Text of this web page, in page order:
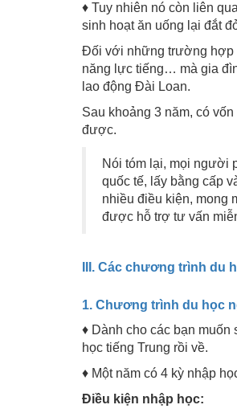
♦ Tuy nhiên nó còn liên
sinh hoạt ăn uống lại đắt
Đối với những trường hợp
năng lực tiếng… mà gia
lao động Đài Loan.
Sau khoảng 3 năm, có
được.
Nói tóm lại, mọi người
quốc tế, lấy bằng cấp
nhiều điều kiện, mong
được hỗ trợ tư vấn
III. Các chương trình du
1. Chương trình du học
♦ Dành cho các bạn
học tiếng Trung rồi về.
♦ Một năm có 4 kỳ nhập
Điều kiện nhập học: